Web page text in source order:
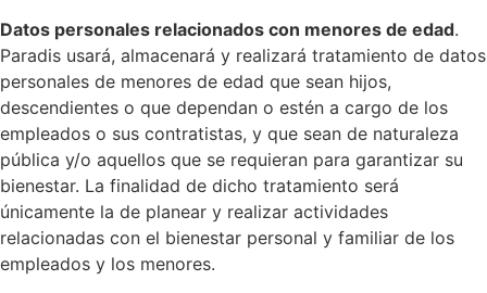
Datos personales relacionados con menores de edad.
Paradis usará, almacenará y realizará tratamiento de datos
personales de menores de edad que sean hijos,
descendientes o que dependan o estén a cargo de los
empleados o sus contratistas, y que sean de naturaleza
pública y/o aquellos que se requieran para garantizar su
bienestar. La finalidad de dicho tratamiento será
únicamente la de planear y realizar actividades
relacionadas con el bienestar personal y familiar de los
empleados y los menores.